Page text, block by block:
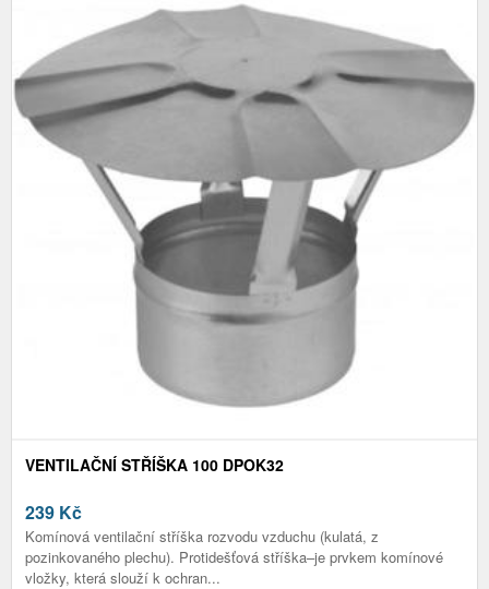
VENTILAČNÍ STŘÍŠKA 100 DPOK32
239 Kč
Komínová ventilační stříška rozvodu vzduchu (kulatá, z
pozinkovaného plechu). Protidešťová stříška–je prvkem komínové
vložky, která slouží k ochran...